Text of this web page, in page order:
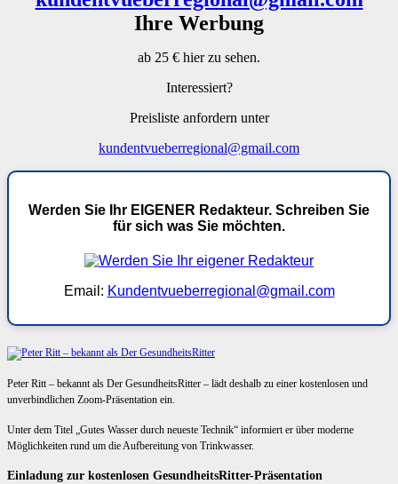
Ihre Werbung
ab 25 € hier zu sehen.
Interessiert?
Preisliste anfordern unter
kundentvueberregional@gmail.com
Werden Sie Ihr EIGENER Redakteur. Schreiben Sie
für sich was Sie möchten.
Email: Kundentvueberregional@gmail.com
Peter Ritt – bekannt als Der GesundheitsRitter – lädt deshalb zu einer kostenlosen und
unverbindlichen Zoom-Präsentation ein.
Unter dem Titel „Gutes Wasser durch neueste Technik“ informiert er über moderne
Möglichkeiten rund um die Aufbereitung von Trinkwasser.
Einladung zur kostenlosen GesundheitsRitter-Präsentation